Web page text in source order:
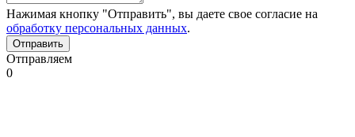
Нажимая кнопку "Отправить", вы даете свое согласие на
обработку персональных данных.
Отправляем
0